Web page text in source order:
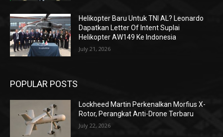
Helikopter Baru Untuk TNI AL? Leonardo
Dapatkan Letter Of Intent Suplai
Helikopter AW149 Ke Indonesia
July 21, 2026
POPULAR POSTS
Lockheed Martin Perkenalkan Morfius X-
Rotor, Perangkat Anti-Drone Terbaru
July 22, 2026